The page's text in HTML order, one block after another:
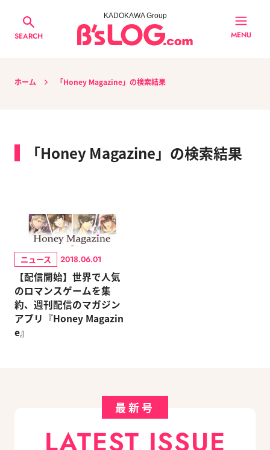
SEARCH
KADOKAWA Group
MENU
ホーム 「Honey Magazine」の検索結果
「Honey Magazine」の検索結果
ニュース 2018.06.01
【配信開始】世界で人気
のロマンスゲームを集
約、週刊配信のマガジン
アプリ『Honey Magazin
e』
最新号
LATEST ISSUE